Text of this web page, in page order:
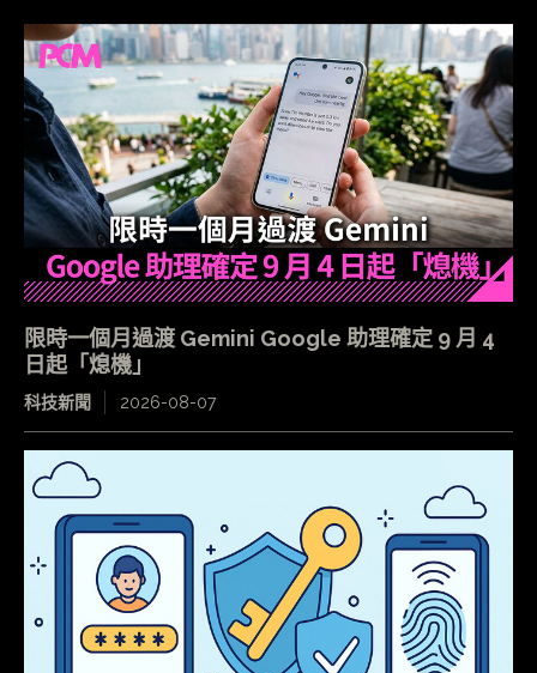
限時一個月過渡 Gemini Google 助理確定 9 月 4
日起「熄機」
科技新聞 2026-08-07